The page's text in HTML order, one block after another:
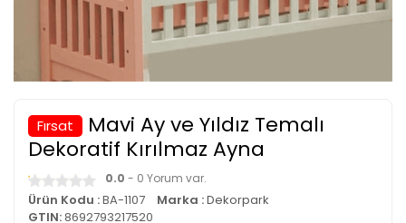
Fırsat
Mavi Ay ve Yıldız Temalı
Dekoratif Kırılmaz Ayna
0.0 - 0 Yorum var.
Ürün Kodu :BA-1107 Marka :Dekorpark
GTIN:8692793217520